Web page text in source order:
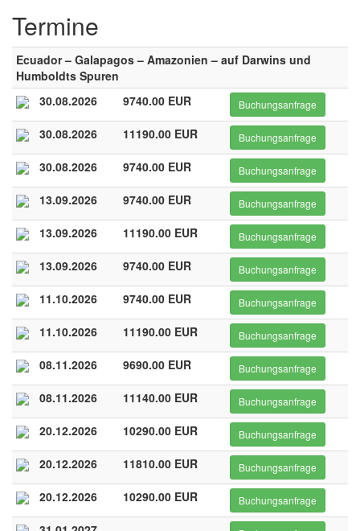
Termine
Ecuador – Galapagos – Amazonien – auf Darwins und
Humboldts Spuren
30.08.2026
9740.00 EUR Buchungsanfrage
30.08.2026 11190.00 EUR Buchungsanfrage
30.08.2026 9740.00 EUR Buchungsanfrage
13.09.2026 9740.00 EUR Buchungsanfrage
13.09.2026 11190.00 EUR Buchungsanfrage
13.09.2026 9740.00 EUR Buchungsanfrage
11.10.2026 9740.00 EUR Buchungsanfrage
11.10.2026 11190.00 EUR Buchungsanfrage
08.11.2026 9690.00 EUR Buchungsanfrage
08.11.2026 11140.00 EUR Buchungsanfrage
20.12.2026 10290.00 EUR Buchungsanfrage
20.12.2026 11810.00 EUR Buchungsanfrage
20.12.2026 10290.00 EUR Buchungsanfrage